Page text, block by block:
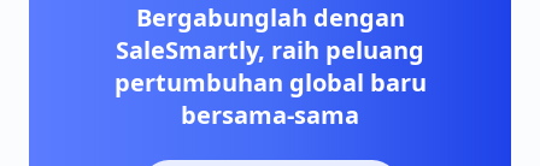
Bergabunglah dengan
SaleSmartly, raih peluang
pertumbuhan global baru
bersama-sama